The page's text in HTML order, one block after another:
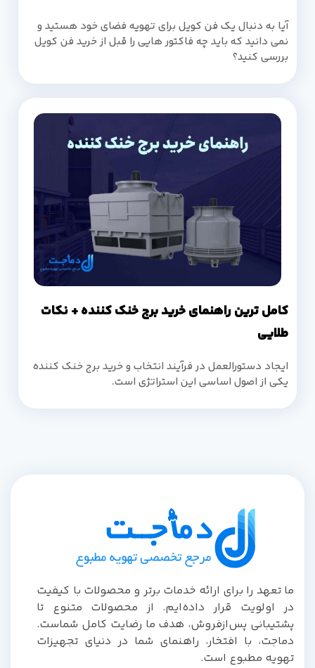
آیا به دنبال یک فن کویل برای تهویه فضای خود هستید و
نمی دانید که باید چه فاکتور هایی را قبل از خرید فن کویل
بررسی کنید؟
کامل ترین راهنمای خرید برج خنک کننده + نکات
طلایی
ایجاد دستورالعمل در فرآیند انتخاب و خرید برج خنک کننده
یکی از اصول اساسی این استراتژی است.
ما تعهد را برای ارائه خدمات برتر و محصولات با کیفیت
در اولویت قرار داده‌ایم. از محصولات متنوع تا
پشتیبانی پس‌از‌فروش، هدف ما رضایت کامل شماست.
دماجت، با افتخار، راهنمای شما در دنیای تجهیزات
تهویه مطبوع است.